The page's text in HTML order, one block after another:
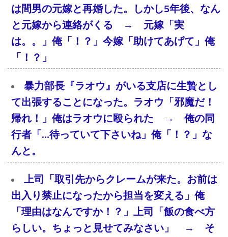
は間男の元嫁と再婚した。しかし5年後、なん
と元嫁から連絡がくる → 元嫁「実
は。。」俺「！？」今嫁「助けてあげて」俺
「！？」
暴力部長『ラオウ』がいる支店に生贄とし
て出張することになった。ラオウ「邪魔だ！
帰れ！」俺はラオウに殴られた → 俺の同
行者「…待っていて下さいね」俺「！？」な
んと。
上司「取引先からクレームが来た。お前は
出入り禁止になったから担当を変える」俺
「理由はなんですか！？」上司「飯の食べ方
らしい。ちょっと見せてみなさい」 → そ